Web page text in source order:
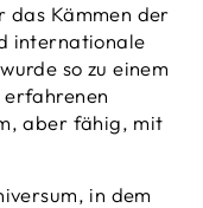
das Kämmen der
internationale
so zu einem
erfahrenen
aber fähig, mit
in dem